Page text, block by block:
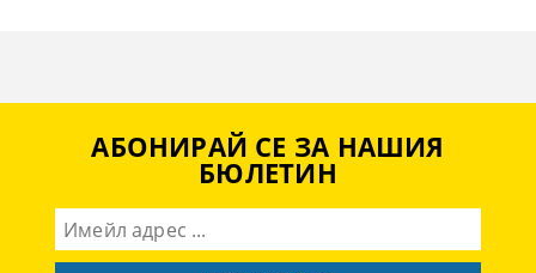
АБОНИРАЙ СЕ ЗА НАШИЯ
БЮЛЕТИН